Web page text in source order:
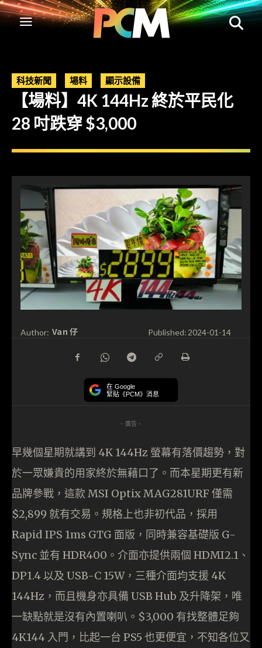
科技新聞 場料 顯示設備
【場料】4K 144Hz 終於平民化
28 吋跌穿 $3,000
Author: Van 仔 Published: 2024-01-14
在 Google
緊貼《PCM》消息
- 廣告 -
早幾個星期就講到 4K 144Hz 螢幕有落價趨勢，對
於一眾嫌貴的用家終於無藉口了。而本星期更有新
品牌參戰，這款 MSI Optix MAG281URF 僅需
$2,899 就有交易。規格上也非初代品，採用
Rapid IPS 1ms GTG 面版，同時兼容基礎版 G-
Sync 並有 HDR400。介面亦提供兩個 HDMI2.1、
DP1.4 以及 USB-C 15W，三種介面均支援 4K
144Hz，而且機身亦具備 USB Hub 及升降架，唯
一缺點就是沒有內置喇叭。$3,000 有找整體足夠
4K144 入門，比起一台 PS5 也更便宜，不知各位又